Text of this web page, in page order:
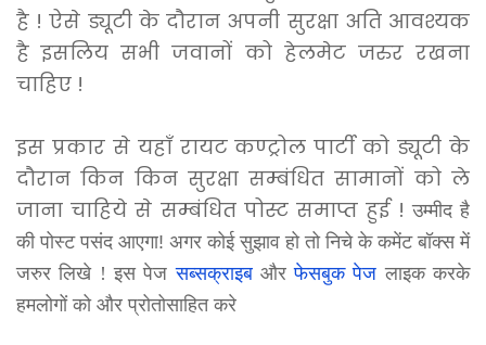
है ! ऐसे ड्यूटी के दौरान अपनी सुरक्षा अति आवश्यक
है इसलिय सभी जवानों को हेलमेट जरुर रखना
चाहिए !
इस प्रकार से यहाँ रायट कण्ट्रोल पार्टी को ड्यूटी के
दौरान किन किन सुरक्षा सम्बंधित सामानों को ले
जाना चाहिये से सम्बंधित पोस्ट समाप्त हुई !उम्मीद है
की पोस्ट पसंद आएगा! अगर कोई सुझाव हो तो निचे के कमेंट बॉक्स में
जरुर लिखे ! इस पेजसब्सक्राइब औरफेसबुक पेज लाइककरके
हमलोगों को और प्रोतोसाहित करे